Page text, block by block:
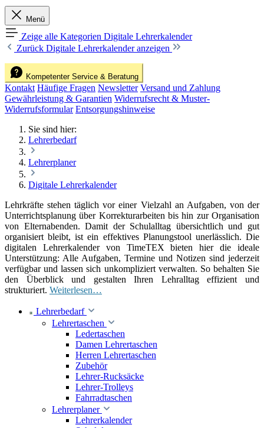
Menü
Zeige alle Kategorien Digitale Lehrerkalender
Zurück Digitale Lehrerkalender anzeigen
Kompetenter Service & Beratung
Kontakt Häufige Fragen Newsletter Versand und Zahlung
Gewährleistung & Garantien Widerrufsrecht & Muster-
Widerrufsformular Entsorgungshinweise
Sie sind hier:
Lehrerbedarf
Lehrerplaner
Digitale Lehrerkalender
Lehrkräfte stehen täglich vor einer Vielzahl an Aufgaben, von der
Unterrichtsplanung über Korrekturarbeiten bis hin zur Organisation
von Elternabenden. Damit der Schulalltag übersichtlich und gut
organisiert bleibt, ist ein effektives Planungstool unerlässlich. Die
digitalen Lehrerkalender von TimeTEX bieten hier die ideale
Unterstützung: Alle Aufgaben, Termine und Notizen sind jederzeit
verfügbar und lassen sich unkompliziert verwalten. So behalten Sie
den Überblick und gestalten Ihren Lehralltag effizient und
strukturiert. Weiterlesen…
Lehrerbedarf
Lehrertaschen
Ledertaschen
Damen Lehrertaschen
Herren Lehrertaschen
Zubehör
Lehrer-Rucksäcke
Lehrer-Trolleys
Fahrradtaschen
Lehrerplaner
Lehrerkalender